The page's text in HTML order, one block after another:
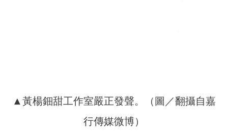
▲黃楊鈿甜工作室嚴正發聲。（圖／翻攝自嘉
行傳媒微博）